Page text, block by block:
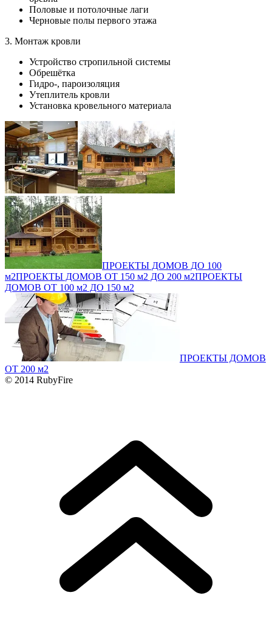
Половые и потолочные лаги
Черновые полы первого этажа
3. Монтаж кровли
Устройство стропильной системы
Обрешётка
Гидро-, пароизоляция
Утеплитель кровли
Установка кровельного материала
ПРОЕКТЫ ДОМОВ ДО 100
м2ПРОЕКТЫ ДОМОВ ОТ 150 м2 ДО 200 м2ПРОЕКТЫ
ДОМОВ ОТ 100 м2 ДО 150 м2
ПРОЕКТЫ ДОМОВ
ОТ 200 м2
© 2014 RubyFire